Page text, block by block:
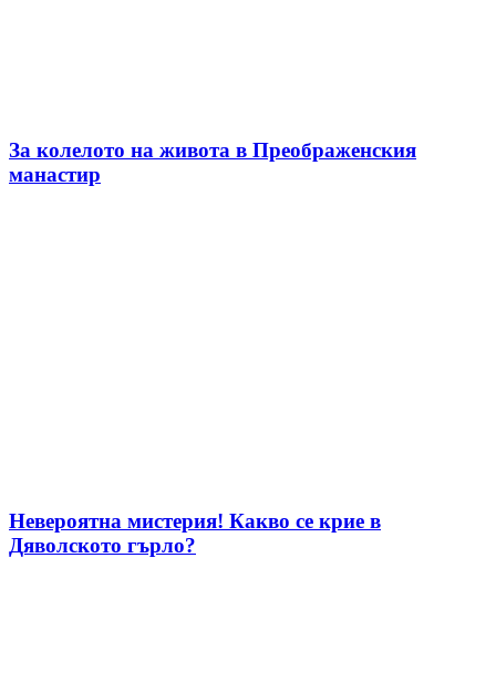
За колелото на живота в Преображенския
манастир
Невероятна мистерия! Какво се крие в
Дяволското гърло?